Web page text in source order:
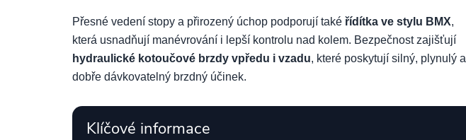
Přesné vedení stopy a přirozený úchop podporují také řídítka ve stylu BMX,
která usnadňují manévrování i lepší kontrolu nad kolem. Bezpečnost zajišťují
hydraulické kotoučové brzdy vpředu i vzadu, které poskytují silný, plynulý a
dobře dávkovatelný brzdný účinek.
Klíčové informace